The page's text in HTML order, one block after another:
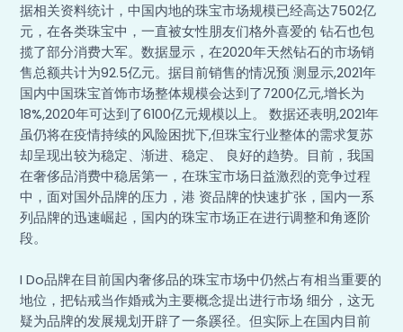
据相关资料统计，中国内地的珠宝市场规模已经高达7502亿
元，在各类珠宝中，一直被女性朋友们格外喜爱的 钻石也包
揽了部分消费大军。数据显示，在2020年天然钻石的市场销
售总额共计为92.5亿元。据目前销售的情况预 测显示,2021年
国内中国珠宝首饰市场整体规模会达到了7200亿元,增长为
18%,2020年可达到了6100亿元规模以上。 数据还表明,2021年
虽仍将在疫情持续的风险困扰下,但珠宝行业整体的需求复苏
却呈现出较为稳定、渐进、稳定、 良好的趋势。目前，我国
在奢侈品消费中稳居第一，在珠宝市场日益激烈的竞争过程
中，面对国外品牌的压力，港 资品牌的快速扩张，国内一系
列品牌的迅速崛起，国内的珠宝市场正在进行调整和角逐阶
段。
I Do品牌在目前国内奢侈品的珠宝市场中仍然占有相当重要的
地位，把钻戒当作婚戒为主要概念提出进行市场 细分，这无
疑为品牌的发展规划开辟了一条蹊径。但实际上在国内目前